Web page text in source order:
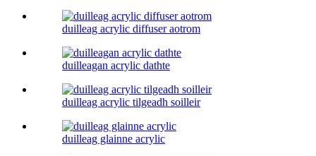
duilleag acrylic diffuser aotrom
duilleagan acrylic dathte
duilleag acrylic tilgeadh soilleir
duilleag glainne acrylic